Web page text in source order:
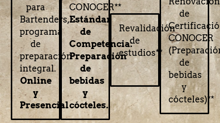
para
Bartenders,
programa
de
preparación
integral.
Online
y
Presencial
CONOCER**
Estándar
de
Competencia:
Preparación
de
bebidas
y
cócteles.
Revalidación
de
estudios**
de
CONOCER
de
bebidas
y
cócteles)**